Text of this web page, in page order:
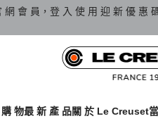
網 會 員，登 入 使 用 迎 新 優 惠
購 物最 新 產 品關 於 Le Creuset